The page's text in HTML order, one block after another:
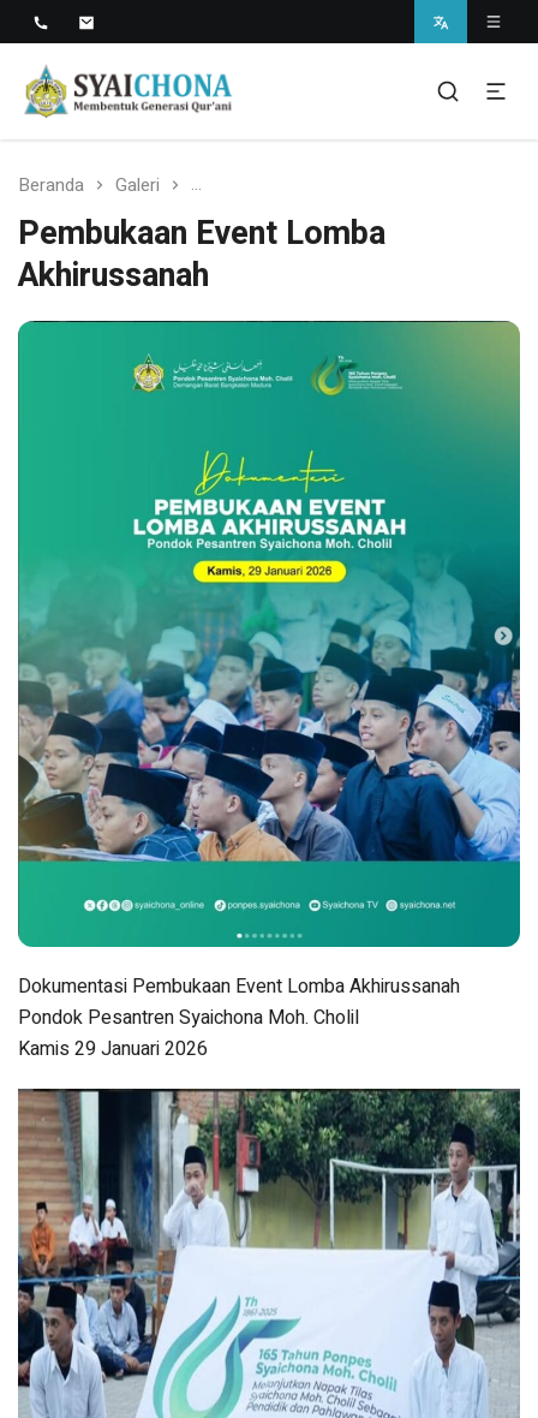
syaichona
Situs Resmi Pondok Pesantren Syaichona
Mohammad Cholil
Beranda Galeri Pembukaan Event Lomba Akhirussanah
Pembukaan Event Lomba
Akhirussanah
Dokumentasi Pembukaan Event Lomba Akhirussanah
Pondok Pesantren Syaichona Moh. Cholil
Kamis 29 Januari 2026